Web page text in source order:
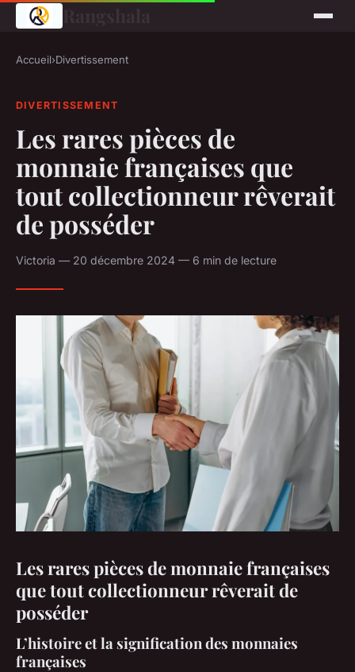
Accueil›Divertissement
DIVERTISSEMENT
Les rares pièces de
monnaie françaises que
tout collectionneur rêverait
de posséder
Victoria — 20 décembre 2024 — 6 min de lecture
Les rares pièces de monnaie françaises
que tout collectionneur rêverait de
posséder
L’histoire et la signification des monnaies
françaises